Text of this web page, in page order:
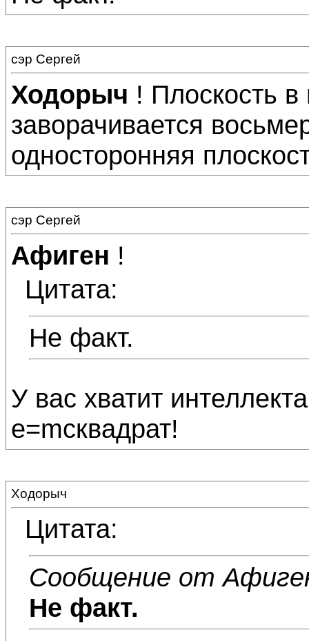
сэр Сергей
Ходорыч ! Плоскость
заворачивается
односторонняя
сэр Сергей
Афиген !
Цитата:
Не факт.
У вас хватит
e=mcквадрат!
Ходорыч
Цитата:
Сообщение от
Не факт.